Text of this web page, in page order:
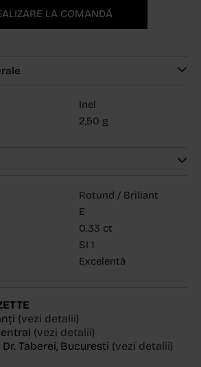
LA COMANDĂ
Inel
2,50 g
Rotund / Briliant
E
0.33 ct
SI 1
Excelentă
(vezi detalii)
(vezi detalii)
Taberei, Bucuresti (vezi detalii)